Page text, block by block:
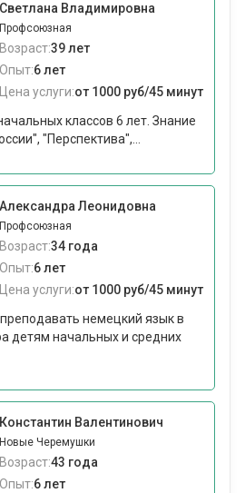
Светлана Владимировна
Профсоюзная
Возраст:39 лет
Опыт:6 лет
Цена услуги:от 1000 руб/45 минут
классов 6 лет. Знание
"Перспектива",...
Александра Леонидовна
Профсоюзная
Возраст:34 года
Опыт:6 лет
Цена услуги:от 1000 руб/45 минут
немецкий язык в
детям начальных и средних
Константин Валентинович
Новые Черемушки
Возраст:43 года
Опыт:6 лет